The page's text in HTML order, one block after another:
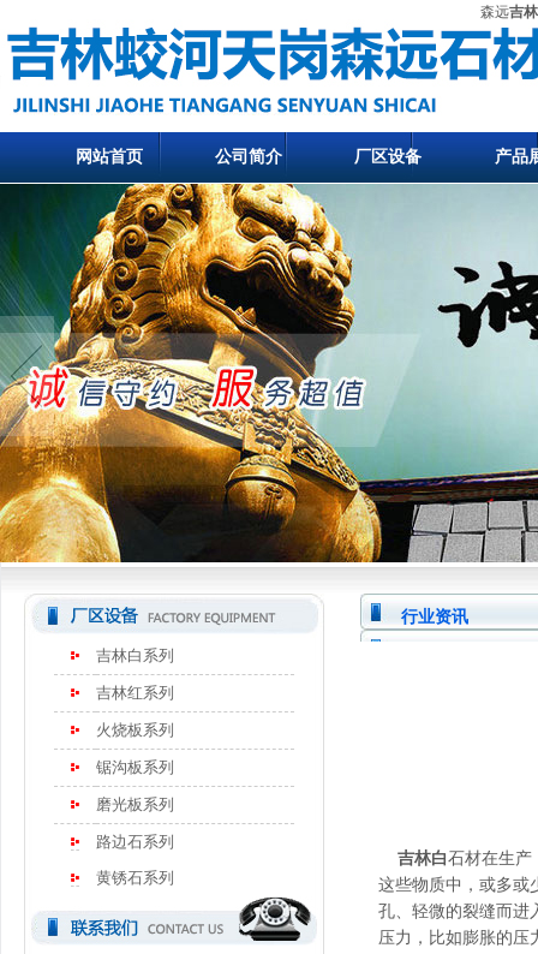
森远吉
网站首页 公司简介 厂区设备 产品
吉林白系列
吉林红系列
火烧板系列
锯沟板系列
磨光板系列
路边石系列
黄锈石系列
行业资讯
吉林白石材在生产
这些物质中，或多或
孔、轻微的裂缝而进
压力，比如膨胀的压